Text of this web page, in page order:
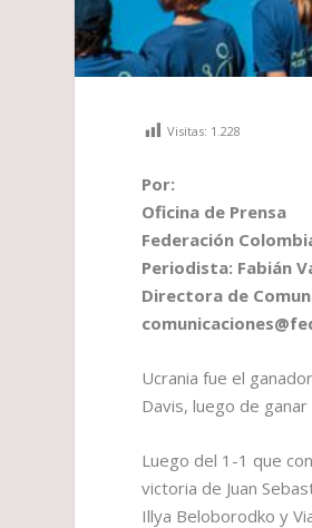
Visitas: 1.228
Por:
Oficina de Prensa
Federación
Periodista: Fabián
Directora de
Ucrania fue el
Davis, luego de
Luego del 1-1 que
victoria de Juan
Illya Beloborodko y